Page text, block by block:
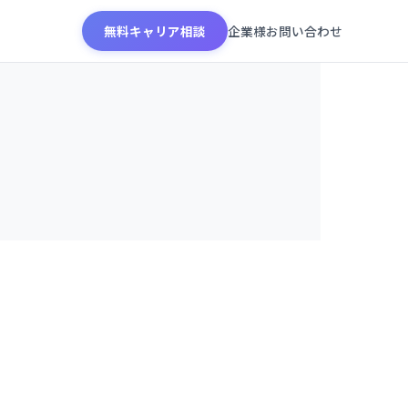
無料キャリア相談 企業様お問い合わせ